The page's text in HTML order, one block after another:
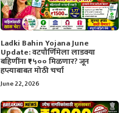
Ladki Bahin Yojana June
Update: वटपौर्णिमेला लाडक्या
बहिणींना ₹१५०० मिळणार? जून
हप्त्याबाबत मोठी चर्चा
June 22, 2026